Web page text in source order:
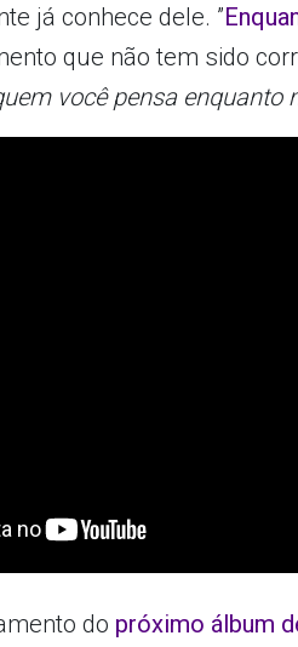
já conhece dele. ”
que não tem sido
você pensa enquanto
do próximo álbum